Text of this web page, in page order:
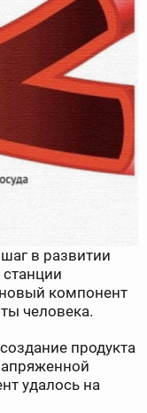
в развитии
компонент
человека.
продукта
удалось на